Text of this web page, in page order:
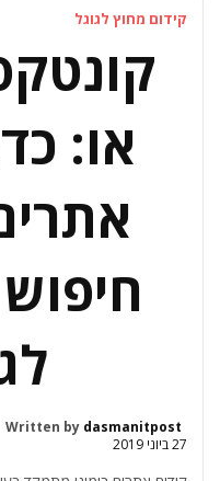
קידום מחוץ לגוגל
או:
Written by dasmanitpost
27 ביוני 2019